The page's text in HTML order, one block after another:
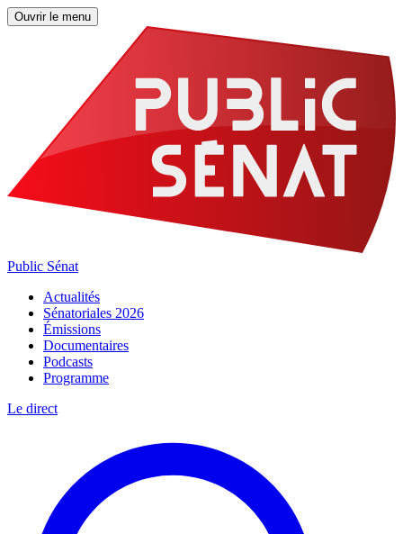
Ouvrir le menu
Public Sénat
Actualités
Sénatoriales 2026
Émissions
Documentaires
Podcasts
Programme
Le direct